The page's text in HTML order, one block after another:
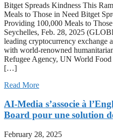
Bitget Spreads Kindness This
Meals to Those in Need Bitget
Providing 100,000 Meals to
Seychelles, Feb. 28, 2025
leading cryptocurrency exchange
with world-renowned
Refugee Agency, UN World
[…]
Read More
AI-Media s’associe à
Board pour une solution
February 28, 2025